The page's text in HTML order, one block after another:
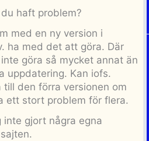
haft problem?
med en ny version i
ha med det att göra. Där
göra så mycket annat än
uppdatering. Kan iofs.
till den förra versionen om
ett stort problem för flera.
inte gjort några egna